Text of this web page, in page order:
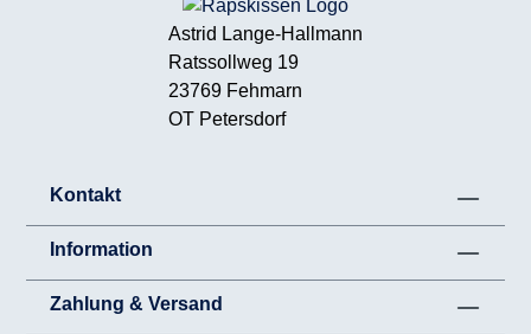
Astrid Lange-Hallmann
Ratssollweg 19
23769 Fehmarn
OT Petersdorf
Kontakt
Information
Zahlung & Versand